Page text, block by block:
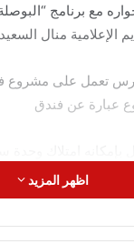
مع برنامج
تعمل على مشروع
عبارة عن فندق
الوحدات يتم تسليمها
اظهر المزيد